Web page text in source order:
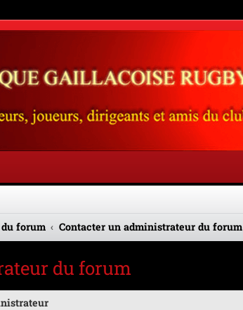
forum Contacter un administrateur du forum
du forum